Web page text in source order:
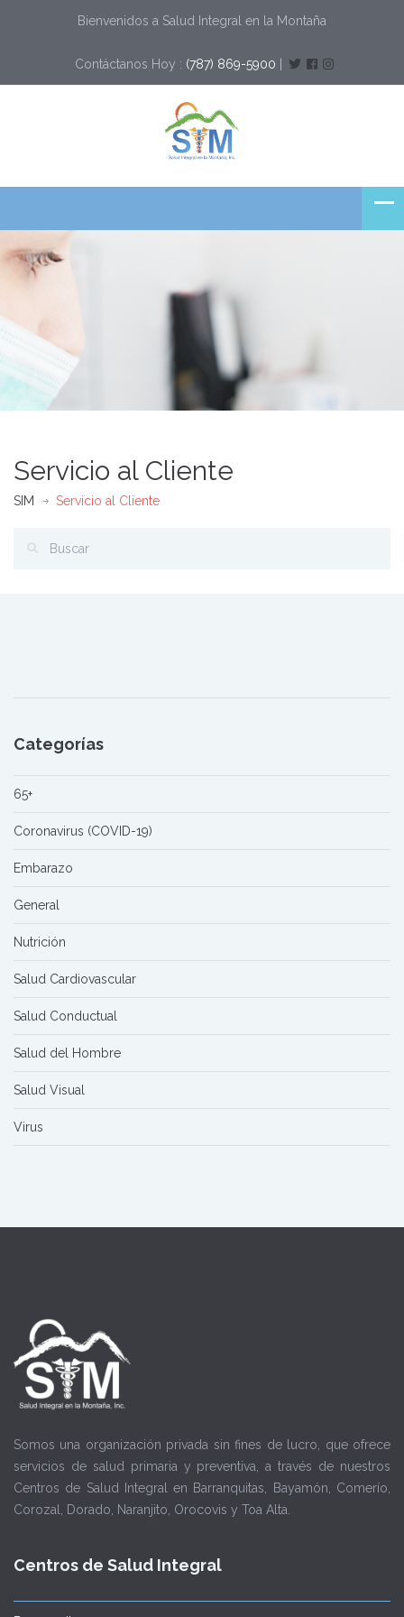
Bienvenidos a Salud Integral en la Montaña
Contáctanos Hoy : (787) 869-5900
Servicio al Cliente
SIM Servicio al Cliente
Categorías
65+
Coronavirus (COVID-19)
Embarazo
General
Nutrición
Salud Cardiovascular
Salud Conductual
Salud del Hombre
Salud Visual
Virus
Somos una organización privada sin fines de lucro, que ofrece
servicios de salud primaria y preventiva, a través de nuestros
Centros de Salud Integral en Barranquitas, Bayamón, Comerío,
Corozal, Dorado, Naranjito, Orocovis y Toa Alta.
Centros de Salud Integral